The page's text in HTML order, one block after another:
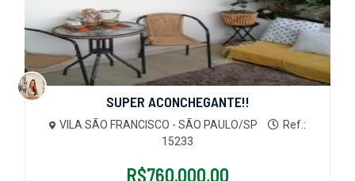
SUPER ACONCHEGANTE!!
VILA SÃO FRANCISCO - SÃO PAULO/SP
Ref.:
15233
R$760.000,00